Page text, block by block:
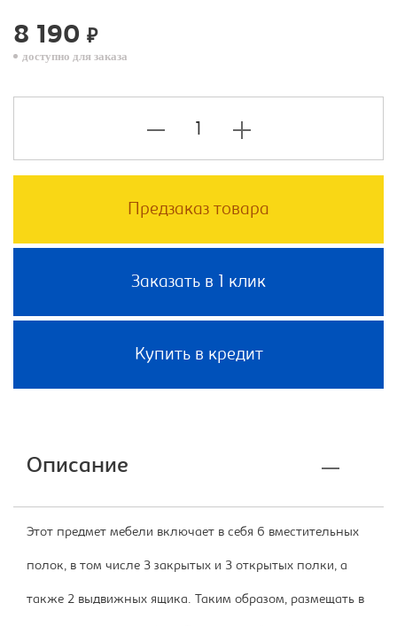
8 190 ₽
доступно для заказа
Предзаказ товара
Заказать в 1 клик
Купить в кредит
Описание
Этот предмет мебели включает в себя 6 вместительных
полок, в том числе 3 закрытых и 3 открытых полки, а
также 2 выдвижных ящика. Таким образом, размещать в